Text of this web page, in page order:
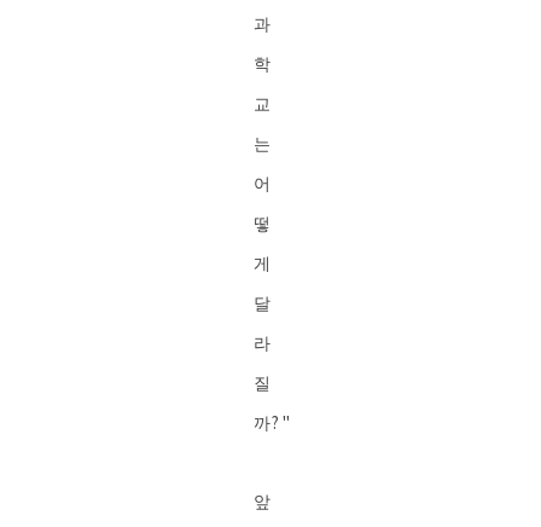
과
학
교
는
어
떻
게
달
라
질
까?"
앞